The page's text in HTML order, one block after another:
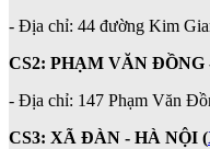
- Địa chỉ: 44 đường Kim
CS2: PHẠM VĂN ĐỒNG
- Địa chỉ: 147 Phạm Văn
CS3: XÃ ĐÀN - HÀ NỘI (